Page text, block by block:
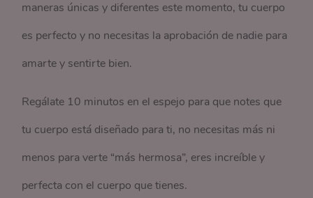
maneras únicas y diferentes este momento, tu cuerpo
es perfecto y no necesitas la aprobación de nadie para
amarte y sentirte bien.
Regálate 10 minutos en el espejo para que notes que
tu cuerpo está diseñado para ti, no necesitas más ni
menos para verte “más hermosa”, eres increíble y
perfecta con el cuerpo que tienes.